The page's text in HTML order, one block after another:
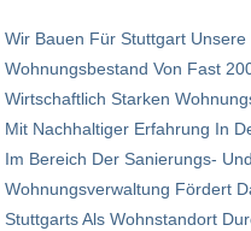
Wir Bauen Für Stuttgart
Wohnungsbestand Von Fast
Wirtschaftlich Starken
Mit Nachhaltiger Erfahrung In
Im Bereich Der Sanierungs-
Wohnungsverwaltung Fördert
Stuttgarts Als Wohnstandort